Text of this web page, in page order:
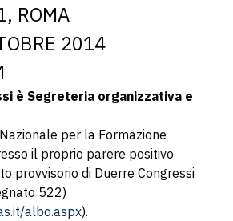
ROMA
2014
è Segreteria organizzativa e
per la Formazione
il proprio parere positivo
provvisorio di Duerre Congressi
522)
albo.aspx).